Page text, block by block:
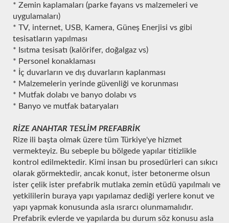
* Zemin kaplamaları (parke fayans vs malzemeleri ve
uygulamaları)
* TV, internet, USB, Kamera, Güneş Enerjisi vs gibi
tesisatların yapılması
* Isıtma tesisatı (kalörifer, doğalgaz vs)
* Personel konaklaması
* İç duvarların ve dış duvarların kaplanması
* Malzemelerin yerinde güvenliği ve korunması
* Mutfak dolabı ve banyo dolabı vs
* Banyo ve mutfak bataryaları
RİZE ANAHTAR TESLİM PREFABRİK
Rize ili başta olmak üzere tüm Türkiye'ye hizmet
vermekteyiz. Bu sebeple bu bölgede yapılar titizlikle
kontrol edilmektedir. Kimi insan bu prosedürleri can sıkıcı
olarak görmektedir, ancak konut, ister betonerme olsun
ister çelik ister prefabrik mutlaka zemin etüdü yapılmalı ve
yetkililerin buraya yapı yapılamaz dediği yerlere konut ve
yapı yapmak konusunda asla ısrarcı olunmamalıdır.
Prefabrik evlerde ve yapılarda bu durum söz konusu asla